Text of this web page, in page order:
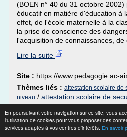
En poursuivant votre navigation sur ce site, vous
l'utilisation de cookies pour vous proposer des
services adaptés à vos centres d'intérêts. En savoir
(BOEN n° 40 du 31 octobre
éducatif en matière d'éducation à
effet, de l'école maternelle à la
la prise de conscience des
l'acquisition de connaissances, de
Lire la suite
Site : https://www.pedagogie.ac-
Thèmes liés : attestation scolaire de
niveau / attestation scolaire de
niveau/attestations scolaires de
et 2/attestation scolaire securite
attestation scolaire de securite